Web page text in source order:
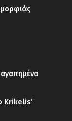
Krikelis’